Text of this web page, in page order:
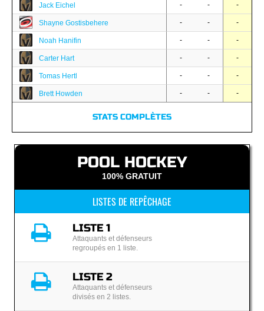
Jack Eichel - - -
Shayne Gostisbehere - - -
Noah Hanifin - - -
Carter Hart - - -
Tomas Hertl - - -
Brett Howden - - -
STATS COMPLÈTES
POOL HOCKEY
100% GRATUIT
LISTES DE REPÊCHAGE
LISTE 1
Attaquants et défenseurs
regroupés en 1 liste.
LISTE 2
Attaquants et défenseurs
divisés en 2 listes.